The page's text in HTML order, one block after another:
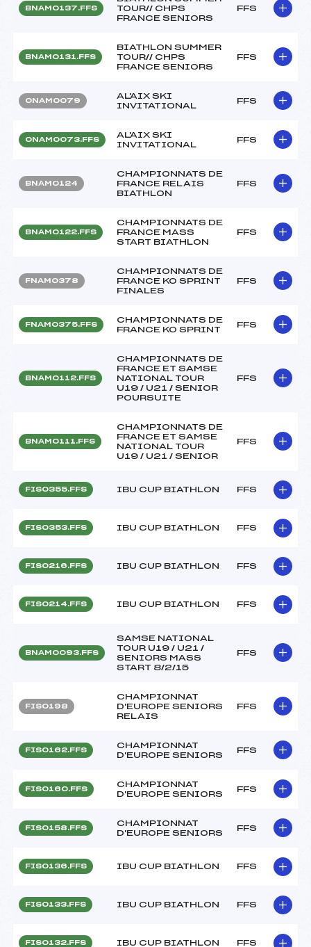
BNAM0137.FFS
TOUR// CHPS
FRANCE SENIORS
FFS
BNAM0131.FFS
BIATHLON SUMMER
TOUR// CHPS
FRANCE SENIORS
FFS
ONAM0079
AL'AIX SKI
INVITATIONAL
FFS
ONAM0073.FFS
AL'AIX SKI
INVITATIONAL
FFS
BNAM0124
CHAMPIONNATS DE
FRANCE RELAIS
BIATHLON
FFS
BNAM0122.FFS
CHAMPIONNATS DE
FRANCE MASS
START BIATHLON
FFS
FNAM0378
CHAMPIONNATS DE
FRANCE KO SPRINT
FINALES
FFS
FNAM0375.FFS
CHAMPIONNATS DE
FRANCE KO SPRINT
FFS
BNAM0112.FFS
CHAMPIONNATS DE
FRANCE ET SAMSE
NATIONAL TOUR
U19 / U21 / SENIOR
POURSUITE
FFS
BNAM0111.FFS
CHAMPIONNATS DE
FRANCE ET SAMSE
NATIONAL TOUR
U19 / U21 / SENIOR
FFS
FIS0355.FFS IBU CUP BIATHLON FFS
FIS0353.FFS IBU CUP BIATHLON FFS
FIS0216.FFS IBU CUP BIATHLON FFS
FIS0214.FFS IBU CUP BIATHLON FFS
BNAM0093.FFS
SAMSE NATIONAL
TOUR U19 / U21 /
SENIORS MASS
START 8/2/15
FFS
FIS0198
CHAMPIONNAT
D'EUROPE SENIORS
RELAIS
FFS
FIS0162.FFS
CHAMPIONNAT
D'EUROPE SENIORS
FFS
FIS0160.FFS
CHAMPIONNAT
D'EUROPE SENIORS
FFS
FIS0158.FFS
CHAMPIONNAT
D'EUROPE SENIORS
FFS
FIS0136.FFS IBU CUP BIATHLON FFS
FIS0133.FFS IBU CUP BIATHLON FFS
FIS0132.FFS IBU CUP BIATHLON FFS